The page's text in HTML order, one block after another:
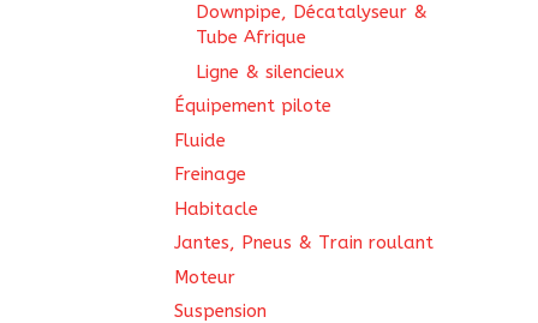
Downpipe, Décatalyseur &
Tube Afrique
Ligne & silencieux
Équipement pilote
Fluide
Freinage
Habitacle
Jantes, Pneus & Train roulant
Moteur
Suspension